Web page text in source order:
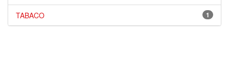
1
TABACO